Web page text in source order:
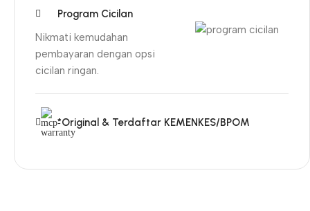
Program Cicilan
Nikmati kemudahan
pembayaran dengan opsi
cicilan ringan.
*Original & Terdaftar KEMENKES/BPOM